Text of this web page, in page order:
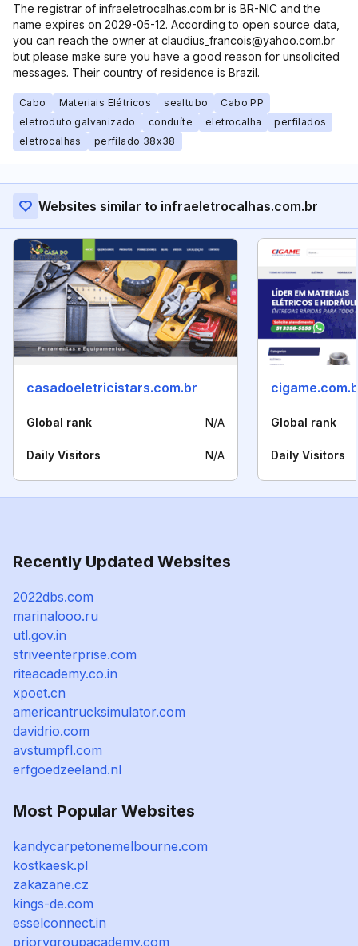
The registrar of infraeletrocalhas.com.br is BR-NIC and the
name expires on 2029-05-12. According to open source data,
you can reach the owner at claudius_francois@yahoo.com.br
but please make sure you have a good reason for unsolicited
messages. Their country of residence is Brazil.
Cabo Materiais Elétricos sealtubo
Cabo PP
eletroduto galvanizado
conduíte eletrocalha
perfilados
eletrocalhas
perfilado 38x38
Websites similar to infraeletrocalhas.com.br
casadoeletricistars.com.br
Global rank N/A
Daily Visitors N/A
Global rank
Daily Visitors
Recently Updated Websites
2022dbs.com
marinalooo.ru
utl.gov.in
striveenterprise.com
riteacademy.co.in
xpoet.cn
americantrucksimulator.com
davidrio.com
avstumpfl.com
erfgoedzeeland.nl
Most Popular Websites
kandycarpetonemelbourne.com
kostkaesk.pl
zakazane.cz
kings-de.com
esselconnect.in
priorygroupacademy.com